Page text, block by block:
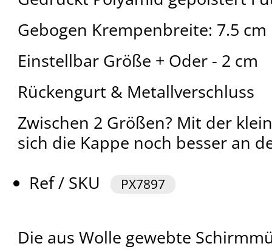
Gebogen Krempenbreite: 7.5 cm
Einstellbar Größe + Oder - 2 cm
Rückengurt & Metallverschluss
Zwischen 2 Größen? Mit der
sich die Kappe noch besser an
Ref / SKU
PX7897
Die aus Wolle gewebte